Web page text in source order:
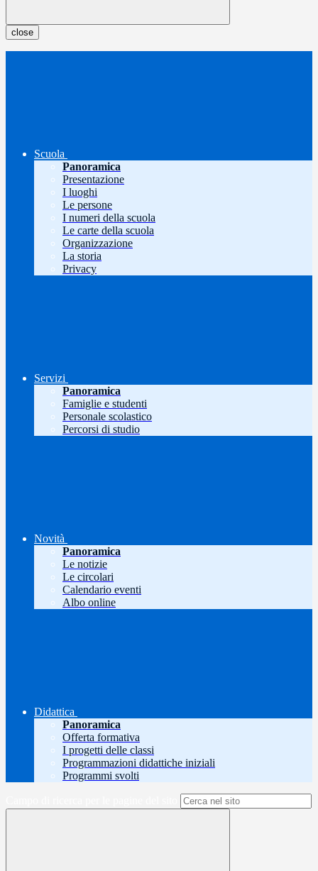
close
Scuola
Panoramica
Presentazione
I luoghi
Le persone
I numeri della scuola
Le carte della scuola
Organizzazione
La storia
Privacy
Servizi
Panoramica
Famiglie e studenti
Personale scolastico
Percorsi di studio
Novità
Panoramica
Le notizie
Le circolari
Calendario eventi
Albo online
Didattica
Panoramica
Offerta formativa
I progetti delle classi
Programmazioni didattiche iniziali
Programmi svolti